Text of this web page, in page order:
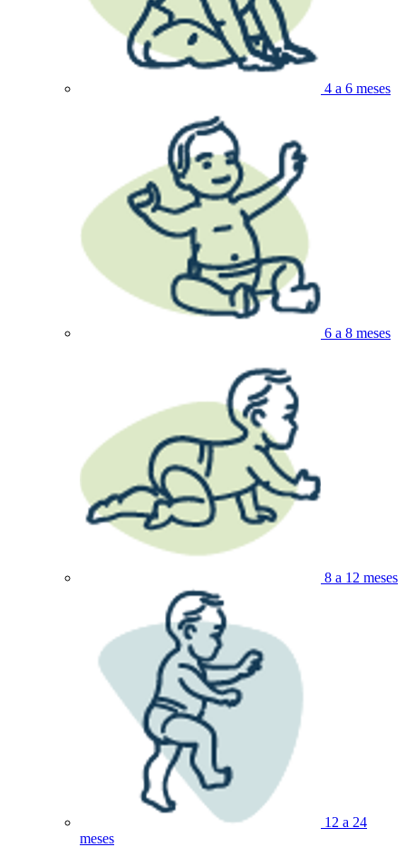
4 a 6 meses
6 a 8 meses
8 a 12 meses
12 a 24
meses